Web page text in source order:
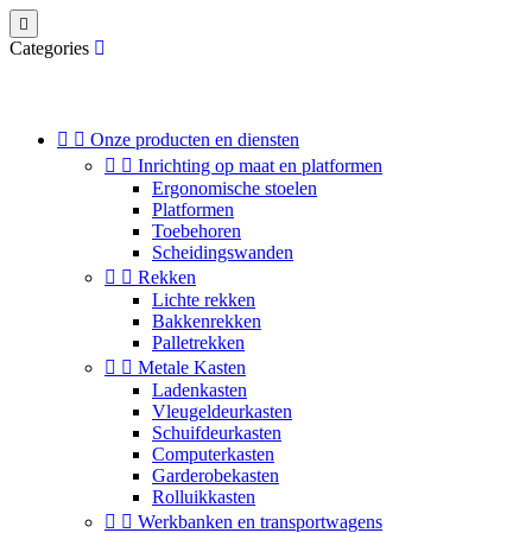

Categories
  Onze producten en diensten
  Inrichting op maat en platformen
Ergonomische stoelen
Platformen
Toebehoren
Scheidingswanden
  Rekken
Lichte rekken
Bakkenrekken
Palletrekken
  Metale Kasten
Ladenkasten
Vleugeldeurkasten
Schuifdeurkasten
Computerkasten
Garderobekasten
Rolluikkasten
  Werkbanken en transportwagens